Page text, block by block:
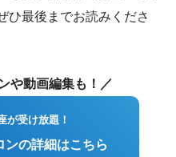
ひ最後までお読みくださ
や動画編集も！／
が受け放題！
ンの詳細はこちら